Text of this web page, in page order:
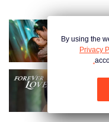
By using the
Privacy